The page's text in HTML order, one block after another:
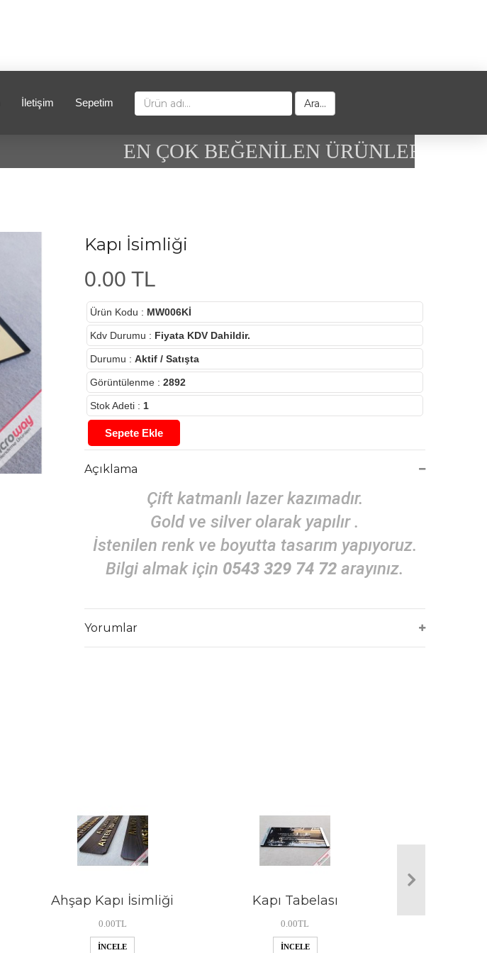
İletişim Sepetim Ara...
EN ÇOK BEĞENİLEN ÜRÜNLER
Kapı İsimliği
0.00 TL
Ürün Kodu : MW006Kİ
Kdv Durumu : Fiyata KDV Dahildir.
Durumu :Aktif / Satışta
Görüntülenme :2892
Stok Adeti : 1
Sepete Ekle
Açıklama
Çift katmanlı lazer kazımadır.
Gold ve silver olarak yapılır .
İstenilen renk ve boyutta tasarım yapıyoruz.
Bilgi almak için 0543 329 74 72 arayınız.
Yorumlar
Ahşap Kapı İsimliği
0.00TL
İNCELE
Kapı Tabelası
0.00TL
İNCELE